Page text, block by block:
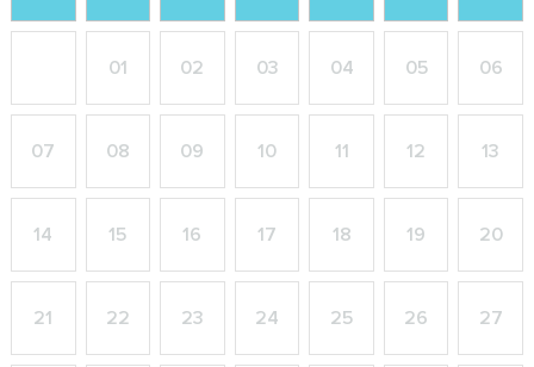
01 02 03 04 05 06
07 08 09 10 11 12 13
14 15 16 17 18 19 20
21 22 23 24 25 26 27